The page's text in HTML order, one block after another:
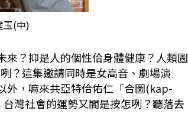
玉(中)
來？抑是人的個性佮身體健康？人類圖
？這集邀請同時是女高音、劇場演
外，嘛來共亞特佮佑仁「合圖(kap-
灣社會的運勢又閣是按怎咧？聽落去